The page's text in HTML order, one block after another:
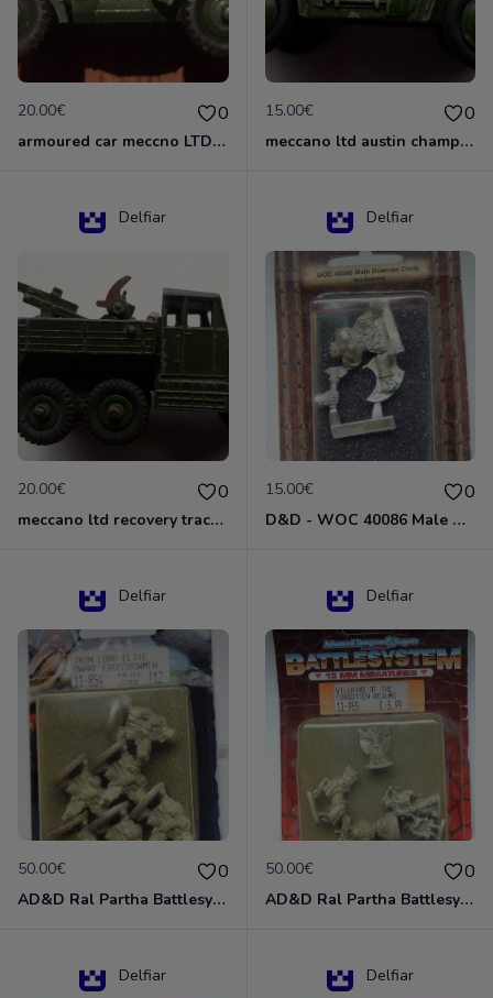
20.00€ 0
armoured car meccno LTD N°670
15.00€ 0
meccano ltd austin champ N°674
Delfiar
20.00€ 0
meccano ltd recovery tractor N°661
Delfiar
15.00€ 0
D&D - WOC 40086 Male Dwarven Cleric Miniature - Donjons Dragons
Delfiar
50.00€ 0
AD&D Ral Partha Battlesystem Miniatures Pack Iron Lord Dwarf Crossbowmen 11-854
Delfiar
50.00€ 0
AD&D Ral Partha Battlesystem Villains/Forgotten Realms 11-955 Miniatures
Delfiar Delfiar